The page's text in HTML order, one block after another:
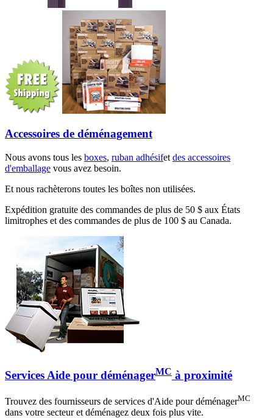
Accessoires de déménagement
Nous avons tous les boxes, ruban adhésifet des accessoires
d'emballage vous avez besoin.
Et nous rachèterons toutes les boîtes non utilisées.
Expédition gratuite des commandes de plus de 50 $ aux États
limitrophes et des commandes de plus de 100 $ au Canada.
Services Aide pour déménagerMC à proximité
Trouvez des fournisseurs de services d'Aide pour déménagerMC
dans votre secteur et déménagez deux fois plus vite.